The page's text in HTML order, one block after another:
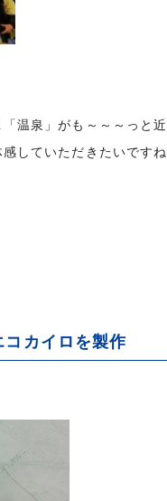
温泉」がも～～～っと
していただきたいです
コカイロを製作